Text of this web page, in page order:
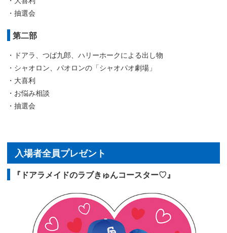
・抽選会
第二部
・ドアラ、つば九郎、ハリーホークによる出し物
・シャオロン、パオロンの「シャオパオ劇場」
・大喜利
・お悩み相談
・抽選会
入場者全員プレゼント
『ドアラメイドのラブきゅんコースター♡』